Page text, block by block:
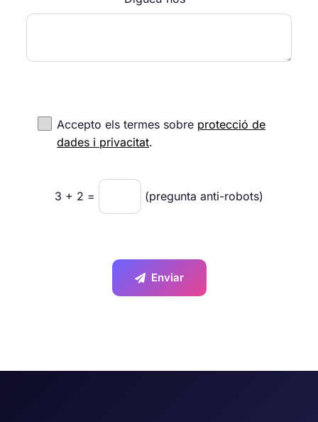
Accepto els termes sobre protecció de
dades i privacitat.
3 + 2 = (pregunta anti-robots)
Enviar